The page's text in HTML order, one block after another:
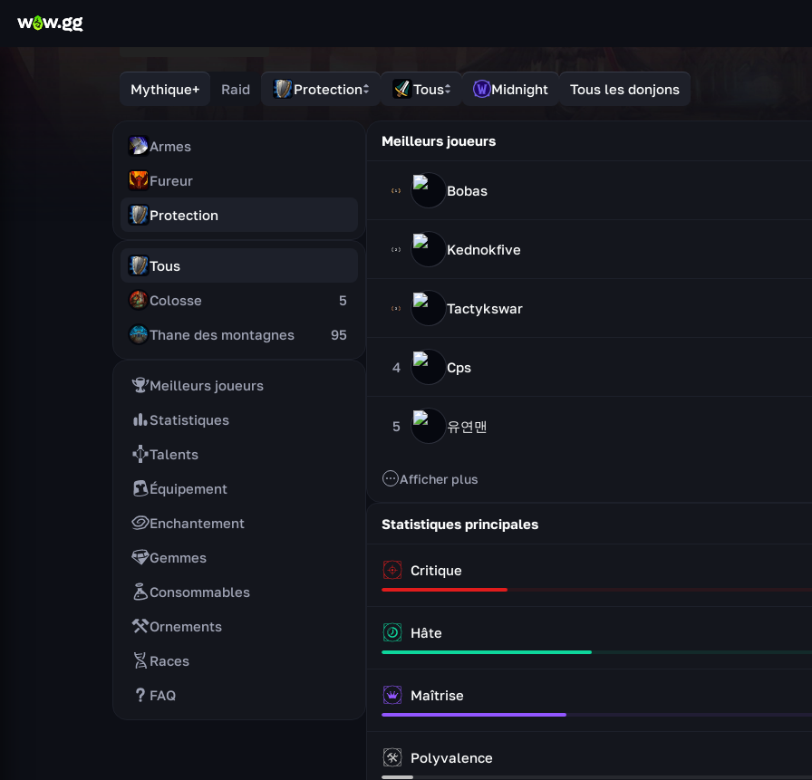
Mythique+ Raid Protection Tous Midnight Tous les donjons
Armes
Fureur
Protection
Tous
Colosse 5
Thane des montagnes 95
Meilleurs joueurs
Statistiques
Talents
Équipement
Enchantement
Gemmes
Consommables
Ornements
Races
FAQ
Meilleurs joueurs
Bobas
Kednokfive
Tactykswar
4 Cps
5 유연맨
Afficher plus
Statistiques principales
Critique
Hâte
Maîtrise
Polyvalence